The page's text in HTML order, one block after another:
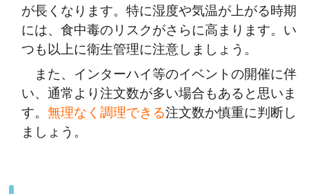
が長くなります。特に湿度や気温が上がる時期
には、食中毒のリスクがさらに高まります。い
つも以上に衛生管理に注意しましょう。
また、インターハイ等のイベントの開催に伴
い、通常より注文数が多い場合もあると思いま
す。無理なく調理できる注文数か慎重に判断し
ましょう。